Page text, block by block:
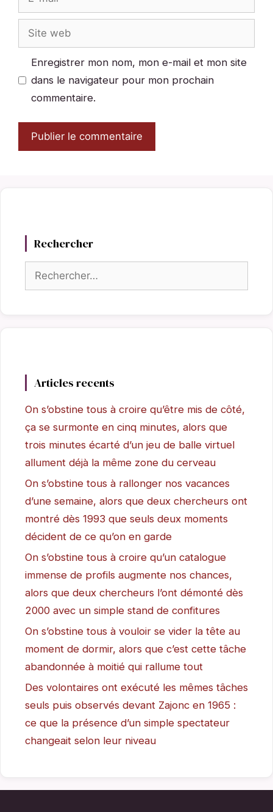
mail
Site
web
Enregistrer mon nom, mon e-mail et mon site
dans le navigateur pour mon prochain
commentaire.
Rechercher
Rechercher :
Articles recents
On s’obstine tous à croire qu’être mis de côté,
ça se surmonte en cinq minutes, alors que
trois minutes écarté d’un jeu de balle virtuel
allument déjà la même zone du cerveau
On s’obstine tous à rallonger nos vacances
d’une semaine, alors que deux chercheurs ont
montré dès 1993 que seuls deux moments
décident de ce qu’on en garde
On s’obstine tous à croire qu’un catalogue
immense de profils augmente nos chances,
alors que deux chercheurs l’ont démonté dès
2000 avec un simple stand de confitures
On s’obstine tous à vouloir se vider la tête au
moment de dormir, alors que c’est cette tâche
abandonnée à moitié qui rallume tout
Des volontaires ont exécuté les mêmes tâches
seuls puis observés devant Zajonc en 1965 :
ce que la présence d’un simple spectateur
changeait selon leur niveau